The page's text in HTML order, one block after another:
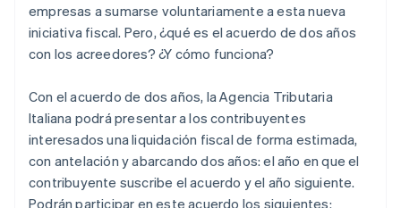
empresas a sumarse voluntariamente a esta nueva
iniciativa fiscal. Pero, ¿qué es el acuerdo de dos años
con los acreedores? ¿Y cómo funciona?
Con el acuerdo de dos años, la Agencia Tributaria
Italiana podrá presentar a los contribuyentes
interesados una liquidación fiscal de forma estimada,
con antelación y abarcando dos años: el año en que el
contribuyente suscribe el acuerdo y el año siguiente.
Podrán participar en este acuerdo los siguientes: